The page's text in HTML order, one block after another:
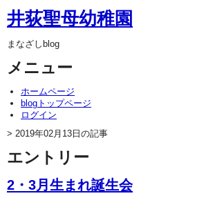
井荻聖母幼稚園
まなざしblog
メニュー
ホームページ
blogトップページ
ログイン
> 2019年02月13日の記事
エントリー
2・3月生まれ誕生会